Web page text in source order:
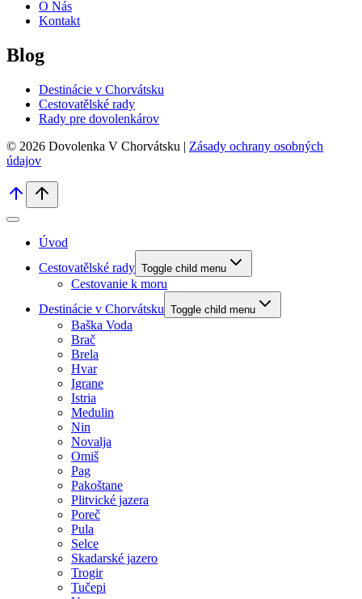
O Nás
Kontakt
Blog
Destinácie v Chorvátsku
Cestovatělské rady
Rady pre dovolenkárov
© 2026 Dovolenka V Chorvátsku | Zásady ochrany osobných
údajov
Úvod
Cestovatělské rady Toggle child menu
Cestovanie k moru
Destinácie v Chorvátsku Toggle child menu
Baška Voda
Brač
Brela
Hvar
Igrane
Istria
Medulin
Nin
Novalja
Omiš
Pag
Pakoštane
Plitvické jazera
Poreč
Pula
Selce
Skadarské jazero
Trogir
Tučepi